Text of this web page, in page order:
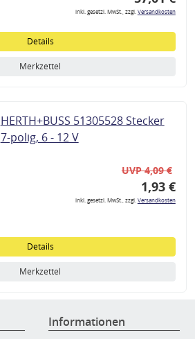
inkl. gesetzl. MwSt., zzgl.Versandkosten
Details
Merkzettel
HERTH+BUSS 51305528 Stecker
7-polig, 6 - 12 V
UVP 4,09 €
1,93 €
inkl. gesetzl. MwSt., zzgl.Versandkosten
Details
Merkzettel
Informationen